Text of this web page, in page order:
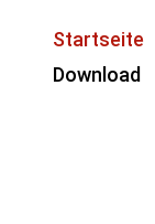
Startseite
Download